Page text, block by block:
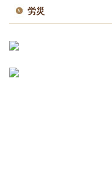
労災